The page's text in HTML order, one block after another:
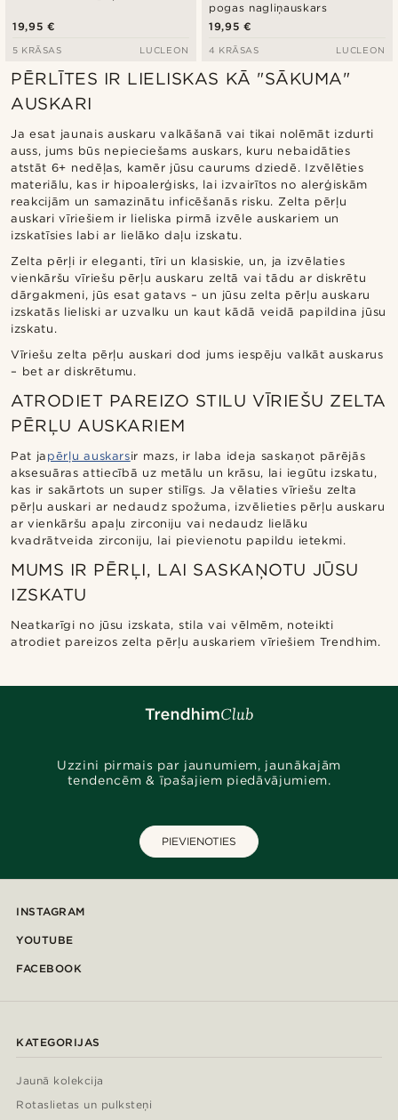
19,95 €
5 KRĀSAS LUCLEON
pogas nagliņauskars
19,95 €
4 KRĀSAS LUCLEON
PĒRLĪTES IR LIELISKAS KĀ "SĀKUMA"
AUSKARI
Ja esat jaunais auskaru valkāšanā vai tikai nolēmāt izdurti
auss, jums būs nepieciešams auskars, kuru nebaidāties
atstāt 6+ nedēļas, kamēr jūsu caurums dziedē. Izvēlēties
materiālu, kas ir hipoalerģisks, lai izvairītos no alerģiskām
reakcijām un samazinātu inficēšanās risku. Zelta pērļu
auskari vīriešiem ir lieliska pirmā izvēle auskariem un
izskatīsies labi ar lielāko daļu izskatu.
Zelta pērļi ir eleganti, tīri un klasiskie, un, ja izvēlaties
vienkāršu vīriešu pērļu auskaru zeltā vai tādu ar diskrētu
dārgakmeni, jūs esat gatavs – un jūsu zelta pērļu auskaru
izskatās lieliski ar uzvalku un kaut kādā veidā papildina jūsu
izskatu.
Vīriešu zelta pērļu auskari dod jums iespēju valkāt auskarus
– bet ar diskrētumu.
ATRODIET PAREIZO STILU VĪRIEŠU ZELTA
PĒRĻU AUSKARIEM
Pat ja pērļu auskarsir mazs, ir laba ideja saskaņot pārējās
aksesuāras attiecībā uz metālu un krāsu, lai iegūtu izskatu,
kas ir sakārtots un super stilīgs. Ja vēlaties vīriešu zelta
pērļu auskari ar nedaudz spožuma, izvēlieties pērļu auskaru
ar vienkāršu apaļu zirconiju vai nedaudz lielāku
kvadrātveida zirconiju, lai pievienotu papildu ietekmi.
MUMS IR PĒRĻI, LAI SASKAŅOTU JŪSU
IZSKATU
Neatkarīgi no jūsu izskata, stila vai vēlmēm, noteikti
atrodiet pareizos zelta pērļu auskariem vīriešiem Trendhim.
Uzzini pirmais par jaunumiem, jaunākajām
tendencēm & īpašajiem piedāvājumiem.
PIEVIENOTIES
INSTAGRAM
YOUTUBE
FACEBOOK
KATEGORIJAS
Jaunā kolekcija
Rotaslietas un pulksteņi